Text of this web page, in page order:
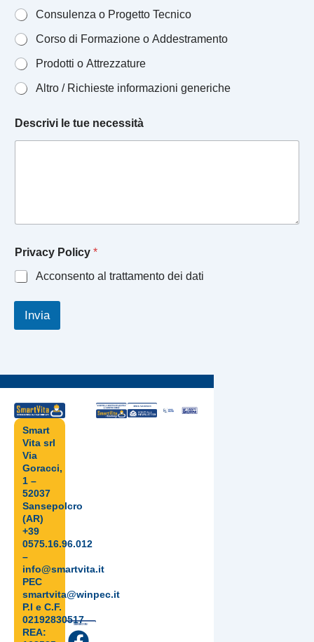
Consulenza o Progetto Tecnico
Corso di Formazione o Addestramento
Prodotti o Attrezzature
Altro / Richieste informazioni generiche
Descrivi le tue necessità
Privacy Policy *
Acconsento al trattamento dei dati
Invia
Smart
Vita srl
Via
Goracci,
1 –
52037
Sansepolcro
(AR)
+39
0575.16.96.012
–
info@smartvita.it
PEC
smartvita@winpec.it
P.I e C.F.
02192830517
REA: